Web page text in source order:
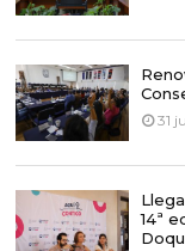
31
14ª